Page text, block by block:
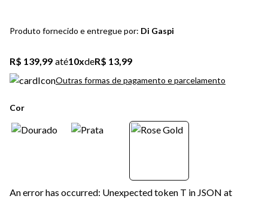
Produto fornecido e entregue por: Di Gaspi
R$ 139,99 até10xdeR$ 13,99
Outras formas de pagamento e parcelamento
Cor
An error has occurred: Unexpected token T in JSON at